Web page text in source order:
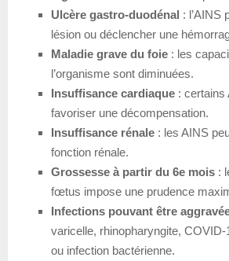
Ulcère gastro-duodénal : l’AINS
lésion ou déclencher une
Maladie grave du foie : les
l’organisme sont diminuées.
Insuffisance cardiaque : certains
favoriser une décompensation.
Insuffisance rénale : les AINS
fonction rénale.
Grossesse à partir du 6e mois :
fœtus impose une prudence
Infections pouvant être
varicelle, rhinopharyngite,
ou infection bactérienne.